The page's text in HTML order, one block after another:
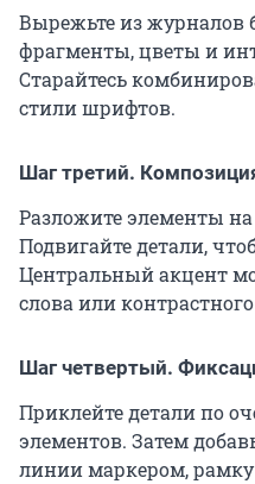
Вырежьте из журналов
фрагменты, цветы и
Старайтесь
стили шрифтов.
Шаг третий.
Разложите элементы на
Подвигайте детали,
Центральный акцент
слова или
Шаг четвертый.
Приклейте детали по
элементов. Затем
линии маркером,